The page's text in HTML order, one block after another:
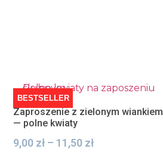
BESTSELLER
Zaproszenie z zielonym wiankiem
— polne kwiaty
9,00 zł – 11,50 zł